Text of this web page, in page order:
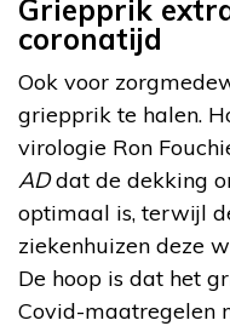
Griepprik
coronatijd
Ook voor
griepprik te halen.
virologie Ron
ADdat de dekking
optimaal is, terwijl
ziekenhuizen deze
De hoop is dat het
Covid-maatregelen